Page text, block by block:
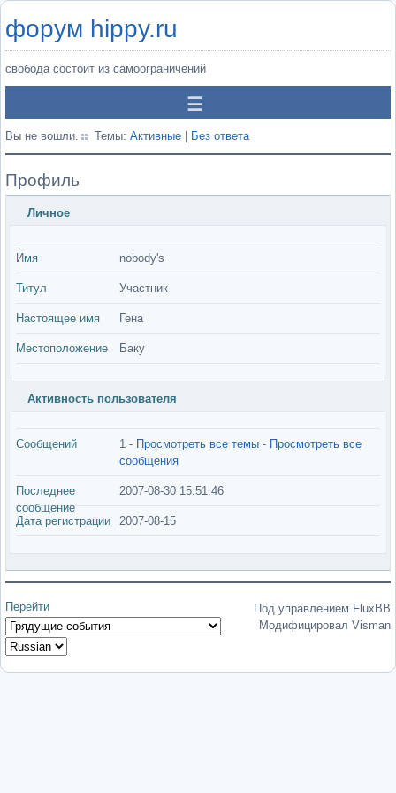
форум hippy.ru
свобода состоит из самоограничений
Вы не вошли. Темы: Активные Без ответа
Профиль
Личное
Имя nobody's
Титул Участник
Настоящее имя Гена
Местоположение Баку
Активность пользователя
Сообщений 1 - Просмотреть все темы - Просмотреть все
сообщения
Последнее
сообщение
2007-08-30 15:51:46
Дата регистрации 2007-08-15
Перейти
Под управлением FluxBB
Модифицировал Visman